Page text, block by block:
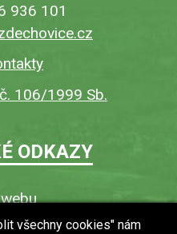
936 101
106/1999 Sb.
ODKAZY
všechny cookies" nám